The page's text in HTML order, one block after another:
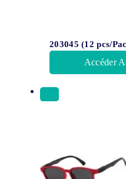
203045 (12 pcs/
Accéder